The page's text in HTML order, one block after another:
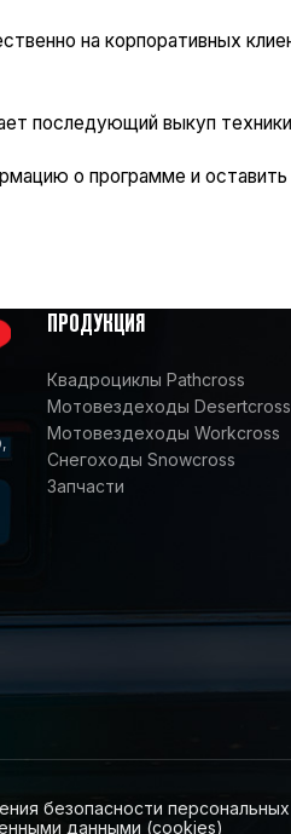
на корпоративных
последующий выкуп
о программе и
ПРОДУКЦИЯ
Квадроциклы Pathcross
Мотовездеходы Desertcross
Мотовездеходы Workcross
Снегоходы Snowcross
Запчасти
безопасности
данными (cookies)